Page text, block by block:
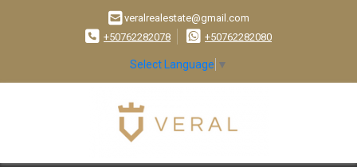
veralrealestate@gmail.com
+50762282078
+50762282080
Select Language ▼